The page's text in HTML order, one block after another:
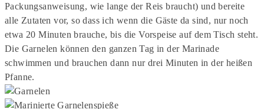
Packungsanweisung, wie lange der Reis braucht) und bereite
alle Zutaten vor, so dass ich wenn die Gäste da sind, nur noch
etwa 20 Minuten brauche, bis die Vorspeise auf dem Tisch steht.
Die Garnelen können den ganzen Tag in der Marinade
schwimmen und brauchen dann nur drei Minuten in der heißen
Pfanne.